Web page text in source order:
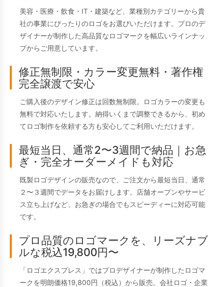
美容・医療・飲食・IT・建築など、業種別カテゴリーから貴
社の事業にぴったりのロゴをお選びいただけます。プロのデ
ザイナーが制作した高品質なロゴマークを幅広いラインナッ
プからご用意しています。
修正無制限・カラー変更無料・著作権
完全譲渡で安心
ご購入後のデザイン修正は回数無制限。ロゴカラーの変更も
無料で対応いたします。納得いくまで調整できるから、初め
てロゴ制作を依頼する方も安心してご利用いただけます。
最短当日、通常2〜3週間で納品｜お急
ぎ・完全オーダーメイドも対応
既製ロゴデザインの販売なので、ご注文から最短当日、通常
２〜３週間でデータをお届けします。店舗オープンやサービ
ス立ち上げなど、お急ぎの場合でもスピーディーに対応可能
です。
プロ品質のロゴマークを、リーズナブ
ルな税込19,800円〜
「ロゴエクスプレス」ではプロデザイナーが制作したロゴマ
ークを明朗価格19,800円（税込）から販売。会社ロゴ・企業